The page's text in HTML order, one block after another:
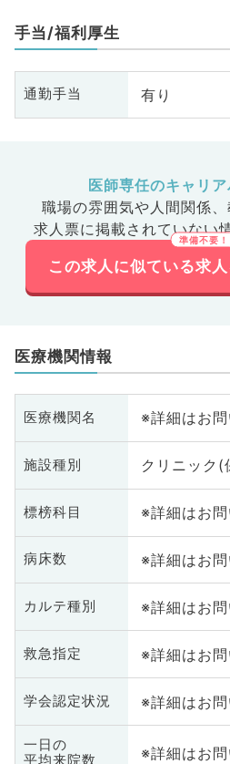
手当/福利厚生
通勤手当 有り
医師専任のキャリ
職場の雰囲気や人間関係、
求人票に掲載されていない
この求人に似ている求
医療機関情報
医療機関名 ※詳細はお
施設種別 クリニック(
標榜科目 ※詳細はお
病床数 ※詳細はお
カルテ種別 ※詳細はお
救急指定 ※詳細はお
学会認定状況 ※詳細はお
一日の
※詳細はお